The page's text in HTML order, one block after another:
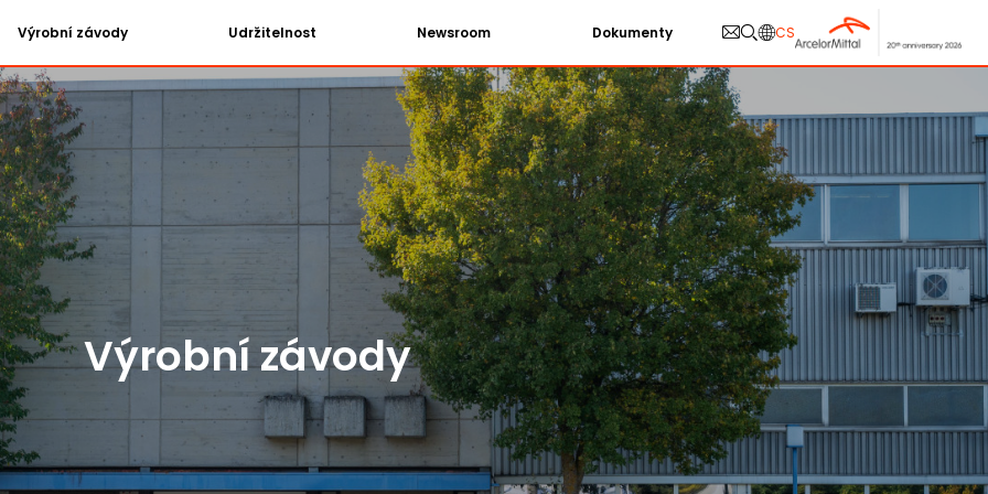
Výrobní závody Udržitelnost Newsroom Dokumenty CS
Výrobní závody